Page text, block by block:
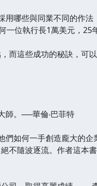
哪些與同業不同的作法
位執行長1萬美元，25
這些成功的秘訣，可
。──華倫‧巴菲特
如何一手創造龐大的企
不隨波逐流。作者這本